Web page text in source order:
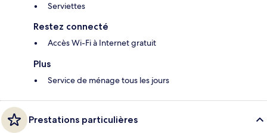
Serviettes
Restez connecté
Accès Wi-Fi à Internet gratuit
Plus
Service de ménage tous les jours
Prestations particulières